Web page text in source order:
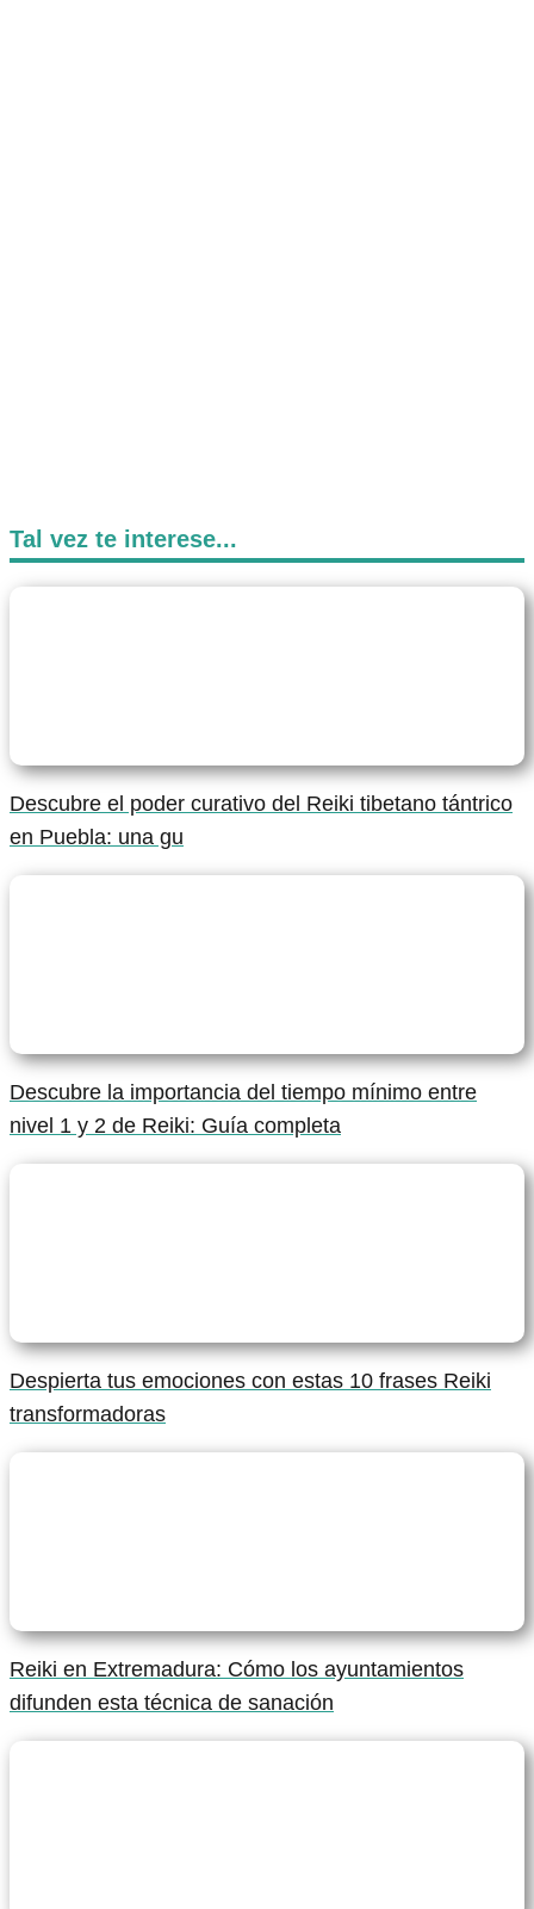
Tal vez te interese...
Descubre el poder curativo del Reiki tibetano tántrico
en Puebla: una gu
Descubre la importancia del tiempo mínimo entre
nivel 1 y 2 de Reiki: Guía completa
Despierta tus emociones con estas 10 frases Reiki
transformadoras
Reiki en Extremadura: Cómo los ayuntamientos
difunden esta técnica de sanación